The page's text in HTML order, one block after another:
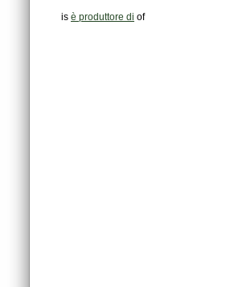
is è produttore di of